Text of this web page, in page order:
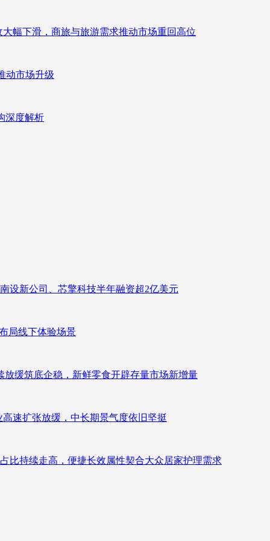
幅下滑，商旅与旅游需求推动市场重回高位
动市场升级
深度解析
设新公司、芯擎科技半年融资超2亿美元
局线下体验场景
缓筑底企稳，新鲜零食开辟存量市场新增量
速扩张放缓，中长期景气度依旧坚挺
比持续走高，便捷长效属性契合大众居家护理需求